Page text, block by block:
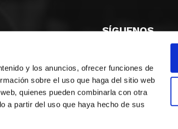
y los anuncios, ofrecer funciones de
sobre el uso que haga del sitio web
quienes pueden combinarla con otra
a partir del uso que haya hecho de sus
SÍGUENOS